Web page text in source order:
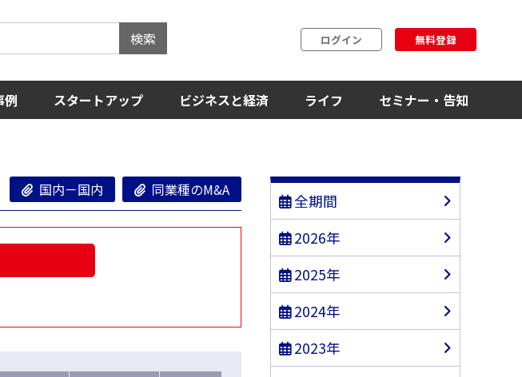
検索 ログイン 無料登録
例 スタートアップ ビジネスと経済 ライフ セミナー・告知
国内－国内 同業種のM&A
全期間
2026年
2025年
2024年
2023年